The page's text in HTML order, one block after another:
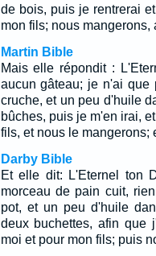
de bois, puis je rentrerai
mon fils; nous
Martin Bible
Mais elle répondit :
aucun gâteau; je n'ai
cruche, et un peu d'huile
bûches, puis je m'en irai,
fils, et nous le mangerons;
Darby Bible
Et elle dit: L'Eternel ton
morceau de pain cuit,
pot, et un peu d'huile
deux buchettes, afin que
moi et pour mon fils; puis